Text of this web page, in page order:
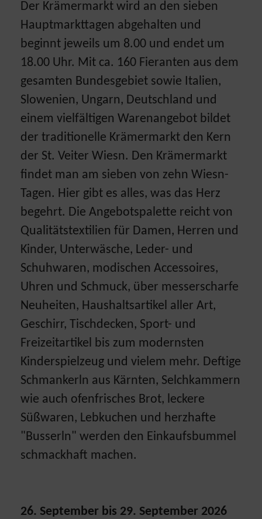
Der Krämermarkt wird an den sieben
Hauptmarkttagen abgehalten und
beginnt jeweils um 8.00 und endet um
18.00 Uhr. Mit ca. 160 Fieranten aus dem
gesamten Bundesgebiet sowie Italien,
Slowenien, Ungarn, Deutschland und
einem vielfältigen Warenangebot bildet
der traditionelle Krämermarkt den Kern
der St. Veiter Wiesn. Den Krämermarkt
findet man am sieben von zehn Wiesn-
Tagen. Hier gibt es alles, was das Herz
begehrt. Die Angebotspalette reicht von
Qualitätstextilien für Damen, Herren und
Kinder, Unterwäsche, Leder- und
Schuhwaren, modischen Accessoires,
Uhren und Schmuck, über messerscharfe
Neuheiten, Haushaltsartikel aller Art,
Geschirr, Tischdecken, Sport- und
Freizeitartikel bis zum modernsten
Kinderspielzeug und vielem mehr. Deftige
Schmankerln aus Kärnten, Selchkammern
wie auch ofenfrisches Brot, leckere
Süßwaren, Lebkuchen und herzhafte
"Busserln" werden den Einkaufsbummel
schmackhaft machen.
26. September bis 29. September 2026